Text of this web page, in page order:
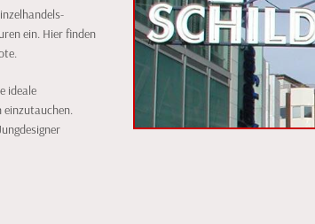
ein. Hier finden
ideale
einzutauchen.